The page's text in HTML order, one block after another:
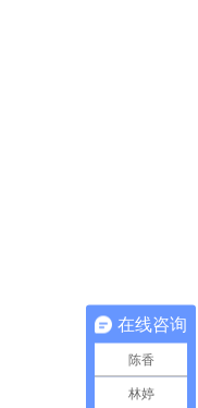
在线咨询
陈香
林婷